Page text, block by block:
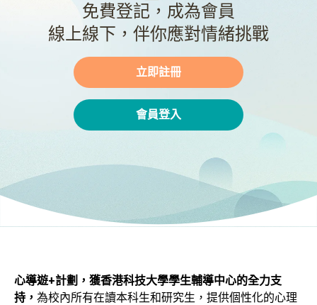
免費登記，成為會員
線上線下，伴你應對情緒挑戰
立即註冊
會員登入
心導遊+計劃，獲香港科技大學學生輔導中心的全力支
持， 為校內所有在讀本科生和研究生，提供個性化的心理